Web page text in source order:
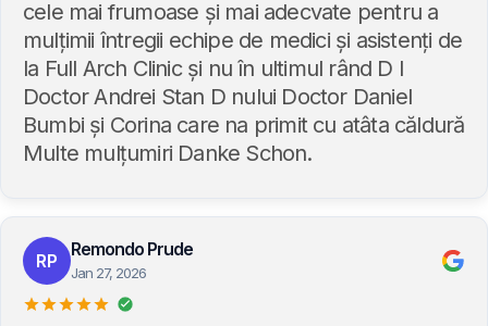
cele mai frumoase și mai adecvate pentru a
mulțimii întregii echipe de medici și asistenți de
la Full Arch Clinic și nu în ultimul rând D l
Doctor Andrei Stan D nului Doctor Daniel
Bumbi și Corina care na primit cu atâta căldură
Multe mulțumiri Danke Schon.
RP
Remondo Prude
Jan 27, 2026